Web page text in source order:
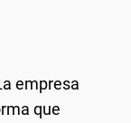
empresa
que